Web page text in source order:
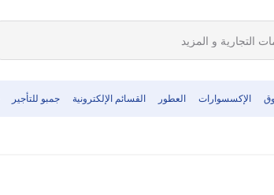
الإكسسوارات العطور القسائم الإلكترونية جمبو للتأجير